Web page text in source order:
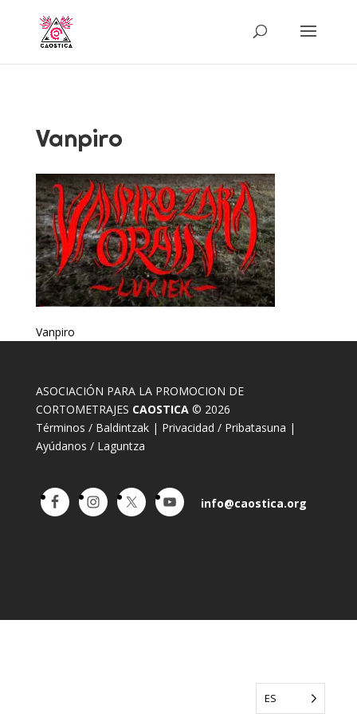
Vanpiro
Vanpiro
ASOCIACIÓN PARA LA PROMOCION DE
CORTOMETRAJES CAOSTICA© 2026
Términos / Baldintzak| Privacidad / Pribatasuna |
Ayúdanos / Laguntza
info@caostica.org
ES